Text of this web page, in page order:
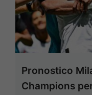
Pronostico
Champions